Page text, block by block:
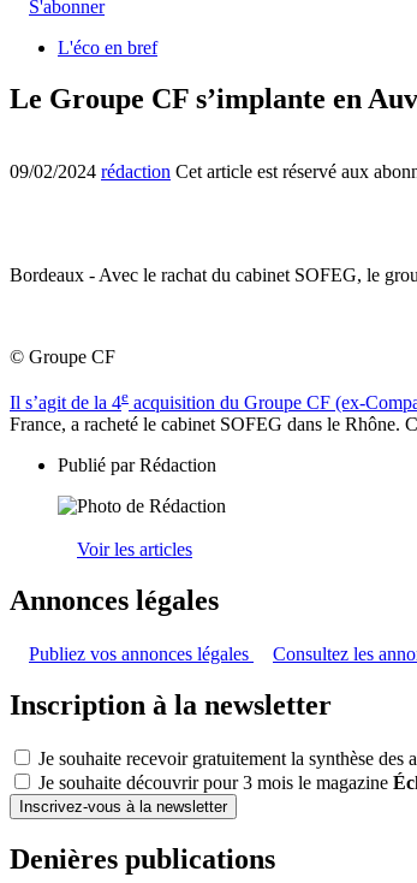
S'abonner
L'éco en bref
Le Groupe CF s’implante en
09/02/2024 rédaction Cet article est réservé aux
Bordeaux - Avec le rachat du cabinet SOFEG, le
© Groupe CF
Il s’agit de la 4e acquisition du Groupe CF (ex-
France, a racheté le cabinet SOFEG dans le Rhône.
Publié parRédaction
Voir les articles
Annonces légales
Publiez vos annonces légales Consultez les
Inscription à la newsletter
Je souhaite recevoir gratuitement la synthèse des
Je souhaite découvrir pour 3 mois le magazine
Inscrivez-vous à la newsletter
Denières publications